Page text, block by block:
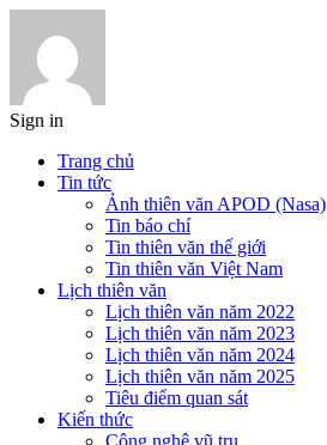
Sign in
Trang chủ
Tin tức
Ảnh thiên văn APOD (Nasa)
Tin báo chí
Tin thiên văn thế giới
Tin thiên văn Việt Nam
Lịch thiên văn
Lịch thiên văn năm 2022
Lịch thiên văn năm 2023
Lịch thiên văn năm 2024
Lịch thiên văn năm 2025
Tiêu điểm quan sát
Kiến thức
Công nghệ vũ trụ